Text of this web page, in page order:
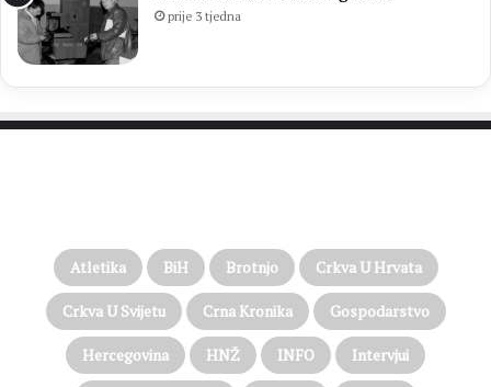
prije 3 tjedna
Atletika BiH Brotnjo Crkva U Hrvata
Crkva U Svijetu Crna Kronika Gospodarstvo
Hercegovina HNŽ INFO Intervjui